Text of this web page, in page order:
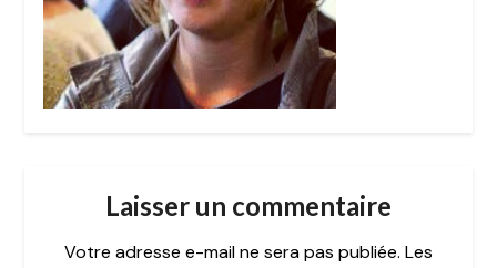
Laisser un commentaire
Votre adresse e-mail ne sera pas publiée. Les